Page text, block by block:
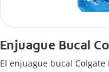
Enjuague Bucal
El enjuague bucal Colgate